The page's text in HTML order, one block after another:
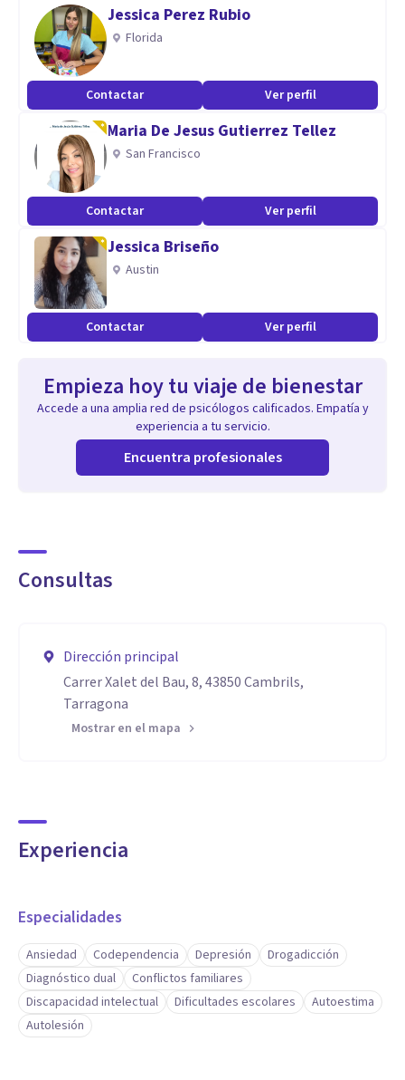
psicosis, adicciones…
Aptitudes
Más de 15 años de experiencia. Experiencia en atención
precoz. Licenciada en Psicología y psicopedagogía. Máster
en intervención terapéutica. Más de 13 años gestionando y
dirigiendo centro multidisciplinar.
Jessica Perez Rubio
Florida
Contactar Ver perfil
Maria De Jesus Gutierrez Tellez
San Francisco
Contactar Ver perfil
Jessica Briseño
Austin
Contactar Ver perfil
Empieza hoy tu viaje de bienestar
Accede a una amplia red de psicólogos calificados. Empatía y
experiencia a tu servicio.
Encuentra profesionales
Consultas
Dirección principal
Carrer Xalet del Bau, 8, 43850 Cambrils,
Tarragona
Mostrar en el mapa
Experiencia
Especialidades
Ansiedad Codependencia Depresión
Drogadicción
Diagnóstico dual
Conflictos familiares
Discapacidad intelectual
Dificultades escolares
Autoestima
Autolesión